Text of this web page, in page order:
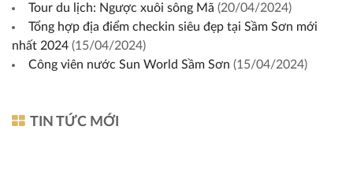
Tour du lịch: Ngược xuôi sông Mã (20/04/2024)
Tổng hợp địa điểm checkin siêu đẹp tại Sầm Sơn mới
nhất 2024 (15/04/2024)
Công viên nước Sun World Sầm Sơn (15/04/2024)
TIN TỨC MỚI